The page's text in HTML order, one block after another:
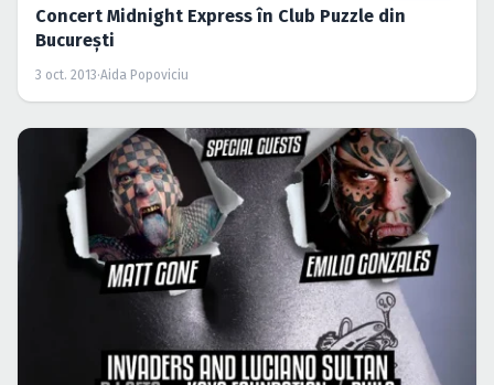
Concert Midnight Express în Club Puzzle din
Bucureşti
3 oct. 2013·Aida Popoviciu